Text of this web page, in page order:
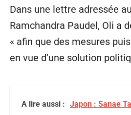
Dans une lettre adressée
Ramchandra Paudel, Oli a
« afin que des mesures
en vue d’une solution
A lire aussi : Japon : Sanae